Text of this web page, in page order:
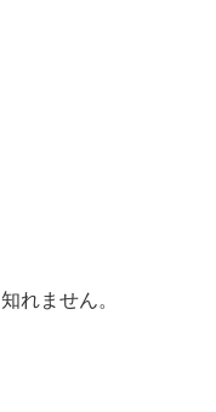
れません。